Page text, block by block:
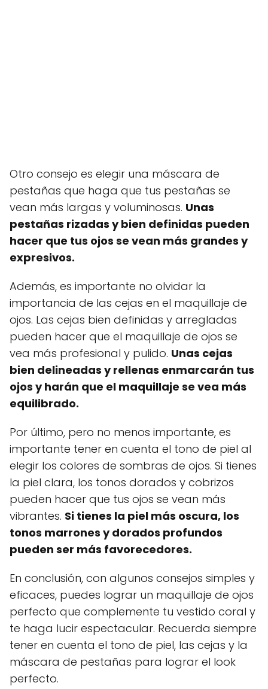
Otro consejo es elegir una máscara de
pestañas que haga que tus pestañas se
vean más largas y voluminosas. Unas
pestañas rizadas y bien definidas pueden
hacer que tus ojos se vean más grandes y
expresivos.
Además, es importante no olvidar la
importancia de las cejas en el maquillaje de
ojos. Las cejas bien definidas y arregladas
pueden hacer que el maquillaje de ojos se
vea más profesional y pulido. Unas cejas
bien delineadas y rellenas enmarcarán tus
ojos y harán que el maquillaje se vea más
equilibrado.
Por último, pero no menos importante, es
importante tener en cuenta el tono de piel al
elegir los colores de sombras de ojos. Si tienes
la piel clara, los tonos dorados y cobrizos
pueden hacer que tus ojos se vean más
vibrantes. Si tienes la piel más oscura, los
tonos marrones y dorados profundos
pueden ser más favorecedores.
En conclusión, con algunos consejos simples y
eficaces, puedes lograr un maquillaje de ojos
perfecto que complemente tu vestido coral y
te haga lucir espectacular. Recuerda siempre
tener en cuenta el tono de piel, las cejas y la
máscara de pestañas para lograr el look
perfecto.